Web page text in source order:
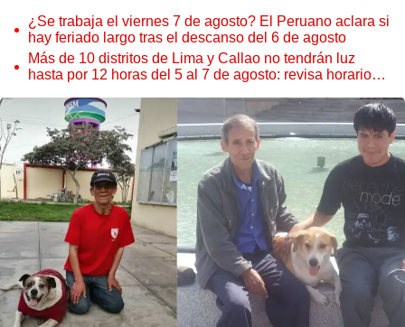
¿Se trabaja el viernes 7 de agosto? El Peruano aclara si
hay feriado largo tras el descanso del 6 de agosto
Más de 10 distritos de Lima y Callao no tendrán luz
hasta por 12 horas del 5 al 7 de agosto: revisa horarios y